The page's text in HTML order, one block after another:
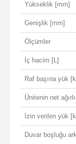
Yükseklik [mm]
Genişlik [mm]
Ölçümler
İç hacim [L]
Raf başına yük
Ünitenin net
İzin verilen yük
Duvar boşluğu